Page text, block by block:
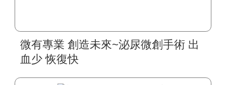
微有專業 創造未來~泌尿微創手術 出
血少 恢復快